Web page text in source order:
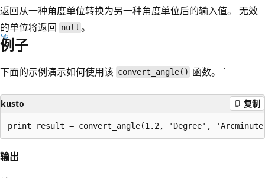
返回从一种角度单位转换为另一种角度单位后的输入值。 无效
的单位将返回 null 。
例子
下面的示例演示如何使用该 convert_angle() 函数。 `
kusto 复制
输出